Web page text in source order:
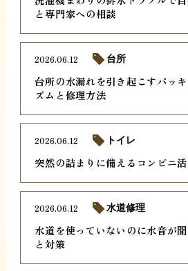
と専門家への相談
台所の水漏れを引き起こすパッ
ズムと修理方法
2026.06.12 台所
突然の詰まりに備えるコンビニ
2026.06.12 トイレ
水道を使っていないのに水音が
と対策
2026.06.12 水道修理